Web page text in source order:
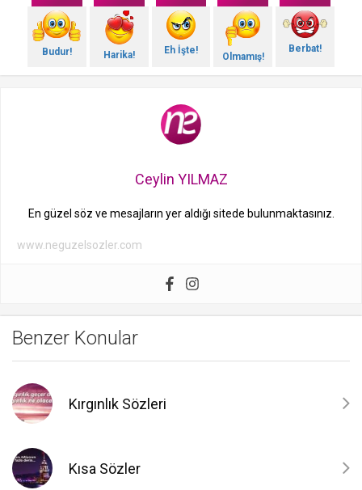
Budur! Harika! Eh İşte!
Olmamış!
Berbat!
Ceylin YILMAZ
En güzel söz ve mesajların yer aldığı sitede bulunmaktasınız.
www.neguzelsozler.com
Benzer Konular
Kırgınlık Sözleri
Kısa Sözler